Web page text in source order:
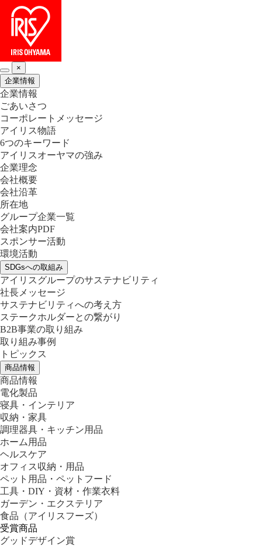
×
企業情報
企業情報
ごあいさつ
コーポレートメッセージ
アイリス物語
6つのキーワード
アイリスオーヤマの強み
企業理念
会社概要
会社沿革
所在地
グループ企業一覧
会社案内PDF
スポンサー活動
環境活動
SDGsへの取組み
アイリスグループのサステナビリティ
社長メッセージ
サステナビリティへの考え方
ステークホルダーとの繋がり
B2B事業の取り組み
取り組み事例
トピックス
商品情報
商品情報
電化製品
寝具・インテリア
収納・家具
調理器具・キッチン用品
ホーム用品
ヘルスケア
オフィス収納・用品
ペット用品・ペットフード
工具・DIY・資材・作業衣料
ガーデン・エクステリア
食品 （アイリスフーズ）
受賞商品
グッドデザイン賞